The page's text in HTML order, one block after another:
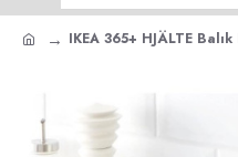
IKEA 365+ HJÄLTE